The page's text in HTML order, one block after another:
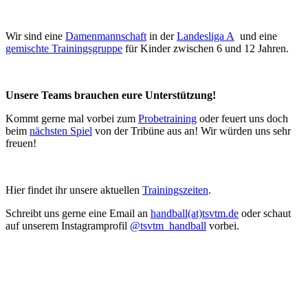
Wir sind eine Damenmannschaft in derLandesliga A und eine
gemischte Trainingsgruppe für Kinder zwischen 6 und 12 Jahren.
Unsere Teams brauchen eure Unterstützung!
Kommt gerne mal vorbei zum Probetraining oder feuert uns doch
beim nächsten Spiel von der Tribüne aus an! Wir würden uns sehr
freuen!
Hier findet ihr unsere aktuellen Trainingszeiten.
Schreibt uns gerne eine Email an handball(at)tsvtm.de oder schaut
auf unserem Instagramprofil @tsvtm_handball vorbei.